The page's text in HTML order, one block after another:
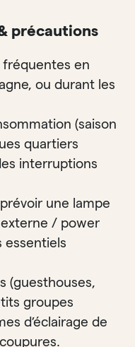
précautions
fréquentes en
ou durant les
(saison
quartiers
interruptions
une lampe
/ power
essentiels
(guesthouses,
groupes
d’éclairage de